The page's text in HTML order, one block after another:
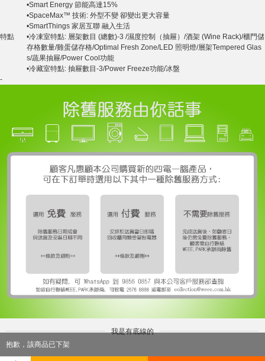
特點
•Smart Energy 節能高達15%
•SpaceMax™ 技術: 外型不變 卻變出更大容量
•SmartThings 家居互聯 融入生活
•冷凍室特點: 層架數目 (總數)-3 /濕度控制（抽屜）/酒架 (Wine Rack)/櫃門儲
存格數量/雞蛋儲存格/Optimal Fresh Zone/LED 照明燈/層架Tempered Glas
s/蔬果抽屜/Power Cool功能
•冷藏室特點: 抽屜數目-3/Power Freeze功能/冰盤
-
我是有底線的
抱歉，該商品已下架